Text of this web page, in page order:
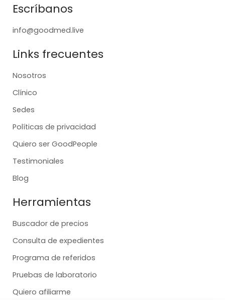
Escríbanos
info@goodmed.live
Links frecuentes
Nosotros
Clínico
Sedes
Políticas de privacidad
Quiero ser GoodPeople
Testimoniales
Blog
Herramientas
Buscador de precios
Consulta de expedientes
Programa de referidos
Pruebas de laboratorio
Quiero afiliarme